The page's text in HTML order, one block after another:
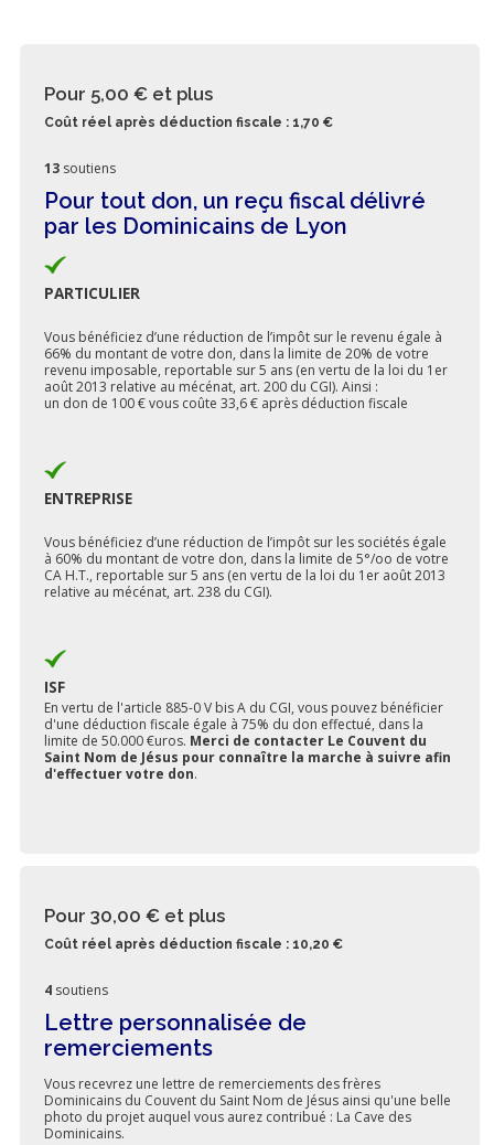
Pour 5,00 € et plus
Coût réel après déduction fiscale : 1,70 €
13 soutiens
Pour tout don, un reçu fiscal délivré
par les Dominicains de Lyon
PARTICULIER
Vous bénéficiez d’une réduction de l’impôt sur le revenu égale à
66% du montant de votre don, dans la limite de 20% de votre
revenu imposable, reportable sur 5 ans (en vertu de la loi du 1er
août 2013 relative au mécénat, art. 200 du CGI). Ainsi :
un don de 100 € vous coûte 33,6 € après déduction fiscale
ENTREPRISE
Vous bénéficiez d’une réduction de l’impôt sur les sociétés égale
à 60% du montant de votre don, dans la limite de 5°/oo de votre
CA H.T., reportable sur 5 ans (en vertu de la loi du 1er août 2013
relative au mécénat, art. 238 du CGI).
ISF
En vertu de l'article 885-0 V bis A du CGI, vous pouvez bénéficier
d'une déduction fiscale égale à 75% du don effectué, dans la
limite de 50.000 €uros. Merci de contacter Le Couvent du
Saint Nom de Jésus pour connaître la marche à suivre afin
d'effectuer votre don.
Pour 30,00 € et plus
Coût réel après déduction fiscale : 10,20 €
4 soutiens
Lettre personnalisée de
remerciements
Vous recevrez une lettre de remerciements des frères
Dominicains du Couvent du Saint Nom de Jésus ainsi qu'une belle
photo du projet auquel vous aurez contribué : La Cave des
Dominicains.